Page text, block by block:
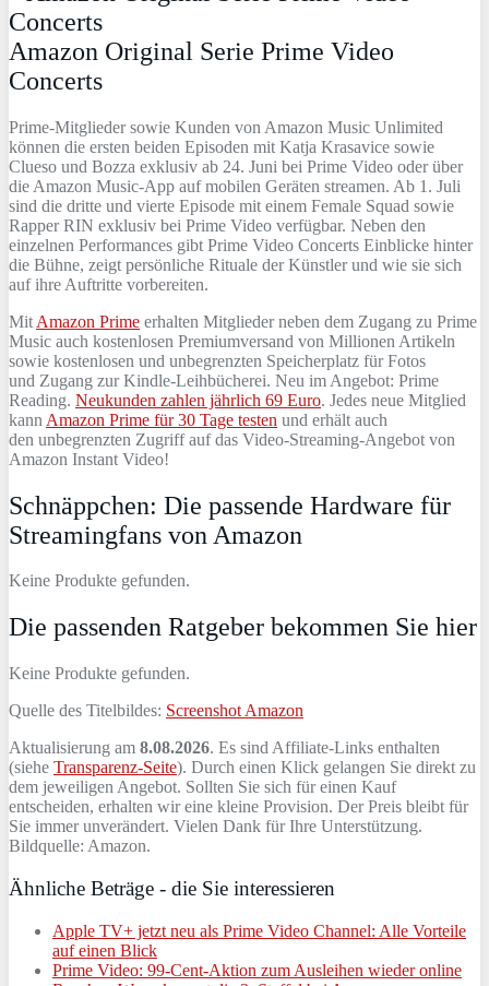
Amazon Original Serie Prime Video
Concerts
Prime-Mitglieder sowie Kunden von Amazon Music Unlimited
können die ersten beiden Episoden mit Katja Krasavice sowie
Clueso und Bozza exklusiv ab 24. Juni bei Prime Video oder über
die Amazon Music-App auf mobilen Geräten streamen. Ab 1. Juli
sind die dritte und vierte Episode mit einem Female Squad sowie
Rapper RIN exklusiv bei Prime Video verfügbar. Neben den
einzelnen Performances gibt Prime Video Concerts Einblicke hinter
die Bühne, zeigt persönliche Rituale der Künstler und wie sie sich
auf ihre Auftritte vorbereiten.
Mit Amazon Prime erhalten Mitglieder neben dem Zugang zu Prime
Music auch kostenlosen Premiumversand von Millionen Artikeln
sowie kostenlosen und unbegrenzten Speicherplatz für Fotos
und Zugang zur Kindle-Leihbücherei. Neu im Angebot: Prime
Reading. Neukunden zahlen jährlich 69 Euro. Jedes neue Mitglied
kann Amazon Prime für 30 Tage testen und erhält auch
den unbegrenzten Zugriff auf das Video-Streaming-Angebot von
Amazon Instant Video!
Schnäppchen: Die passende Hardware für
Streamingfans von Amazon
Keine Produkte gefunden.
Die passenden Ratgeber bekommen Sie hier
Keine Produkte gefunden.
Quelle des Titelbildes: Screenshot Amazon
Aktualisierung am 8.08.2026. Es sind Affiliate-Links enthalten
(siehe Transparenz-Seite). Durch einen Klick gelangen Sie direkt zu
dem jeweiligen Angebot. Sollten Sie sich für einen Kauf
entscheiden, erhalten wir eine kleine Provision. Der Preis bleibt für
Sie immer unverändert. Vielen Dank für Ihre Unterstützung.
Bildquelle: Amazon.
Ähnliche Beträge - die Sie interessieren
Apple TV+ jetzt neu als Prime Video Channel: Alle Vorteile
auf einen Blick
Prime Video: 99-Cent-Aktion zum Ausleihen wieder online